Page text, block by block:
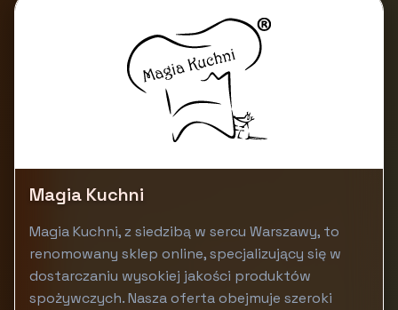
Magia Kuchni
Magia Kuchni, z siedzibą w sercu Warszawy, to
renomowany sklep online, specjalizujący się w
dostarczaniu wysokiej jakości produktów
spożywczych. Nasza oferta obejmuje szeroki